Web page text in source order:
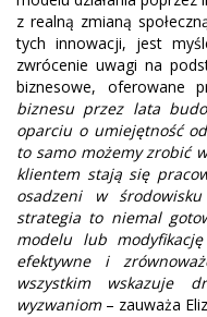
z realną zmianą
tych innowacji, jest
zwrócenie uwagi na
biznesowe, oferowane
biznesu przez lata
oparciu o umiejętność
to samo możemy zrobić
klientem stają się
osadzeni w
strategia to niemal
modelu lub
efektywne i
wszystkim wskazuje
wyzwaniom– zauważa